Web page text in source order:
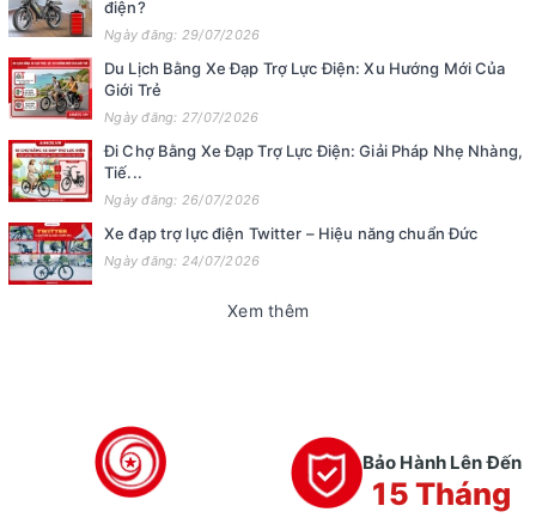
điện?
Ngày đăng: 29/07/2026
Du Lịch Bằng Xe Đạp Trợ Lực Điện: Xu Hướng Mới Của
Giới Trẻ
Ngày đăng: 27/07/2026
Đi Chợ Bằng Xe Đạp Trợ Lực Điện: Giải Pháp Nhẹ Nhàng,
Tiế...
Ngày đăng: 26/07/2026
Xe đạp trợ lực điện Twitter – Hiệu năng chuẩn Đức
Ngày đăng: 24/07/2026
Xem thêm
Bảo Hành Lên Đến
15 Tháng